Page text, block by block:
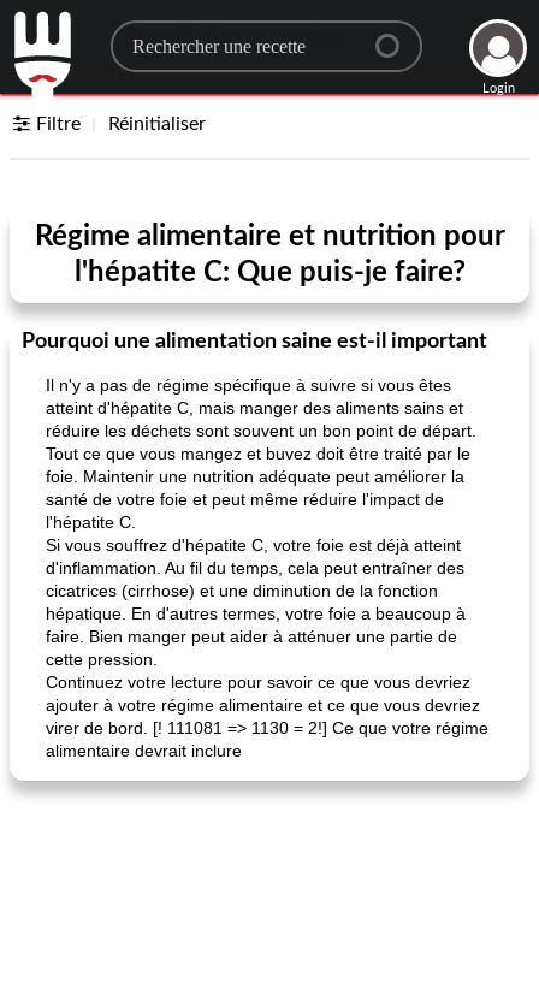
Search for a recipe
Login
Filtre Réinitialiser
Régime alimentaire et nutrition pour
l'hépatite C: Que puis-je faire?
Pourquoi une alimentation saine est-il important
Il n'y a pas de régime spécifique à suivre si vous êtes
atteint d'hépatite C, mais manger des aliments sains et
réduire les déchets sont souvent un bon point de départ.
Tout ce que vous mangez et buvez doit être traité par le
foie. Maintenir une nutrition adéquate peut améliorer la
santé de votre foie et peut même réduire l'impact de
l'hépatite C.
Si vous souffrez d'hépatite C, votre foie est déjà atteint
d'inflammation. Au fil du temps, cela peut entraîner des
cicatrices (cirrhose) et une diminution de la fonction
hépatique. En d'autres termes, votre foie a beaucoup à
faire. Bien manger peut aider à atténuer une partie de
cette pression.
Continuez votre lecture pour savoir ce que vous devriez
ajouter à votre régime alimentaire et ce que vous devriez
virer de bord. [! 111081 => 1130 = 2!] Ce que votre régime
alimentaire devrait inclure